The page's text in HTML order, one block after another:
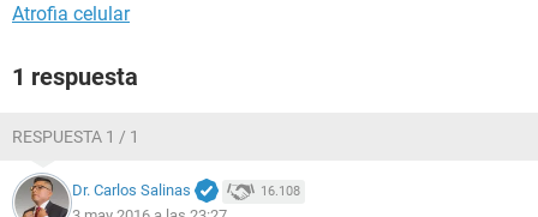
Atrofia celular
1 respuesta
RESPUESTA 1 / 1
Dr. Carlos Salinas 16.108